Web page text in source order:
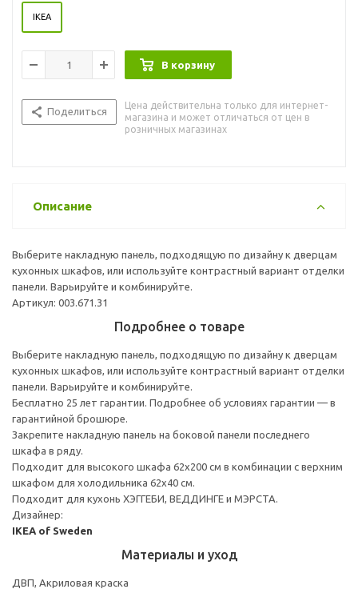
IKEA
В корзину
Поделиться
Цена действительна только для интернет-
магазина и может отличаться от цен в
розничных магазинах
Описание
Выберите накладную панель, подходящую по дизайну к дверцам
кухонных шкафов, или используйте контрастный вариант отделки
панели. Варьируйте и комбинируйте.
Артикул: 003.671.31
Подробнее о товаре
Выберите накладную панель, подходящую по дизайну к дверцам
кухонных шкафов, или используйте контрастный вариант отделки
панели. Варьируйте и комбинируйте.
Бесплатно 25 лет гарантии. Подробнее об условиях гарантии — в
гарантийной брошюре.
Закрепите накладную панель на боковой панели последнего
шкафа в ряду.
Подходит для высокого шкафа 62x200 см в комбинации с верхним
шкафом для холодильника 62x40 см.
Подходит для кухонь ХЭГГЕБИ, ВЕДДИНГЕ и МЭРСТА.
Дизайнер:
IKEA of Sweden
Материалы и уход
ДВП, Акриловая краска